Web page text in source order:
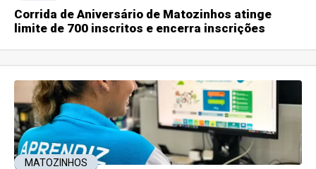
Corrida de Aniversário de Matozinhos atinge
limite de 700 inscritos e encerra inscrições
MATOZINHOS